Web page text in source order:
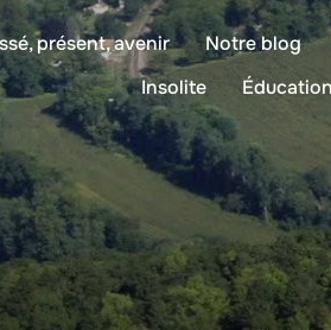
présent, avenir Notre blog
Insolite
Éducation